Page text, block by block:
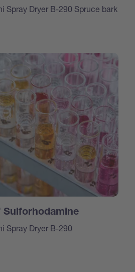
Spray Dryer B-290 Spruce bark
Sulforhodamine
Spray Dryer B-290